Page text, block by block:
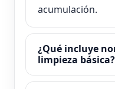
acumulación.
¿Qué incluye
limpieza básica?